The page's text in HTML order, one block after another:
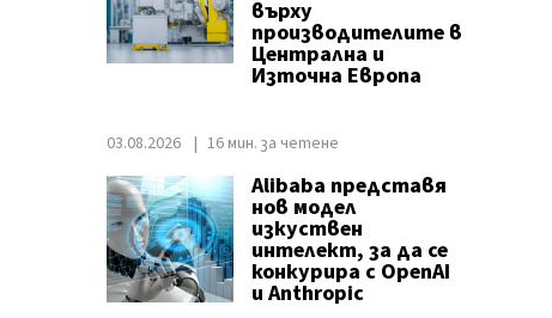
върху
производителите в
Централна и
Източна Европа
03.08.2026 16 мин. за четене
Alibaba представя
нов модел
изкуствен
интелект, за да се
конкурира с OpenAI
и Anthropic